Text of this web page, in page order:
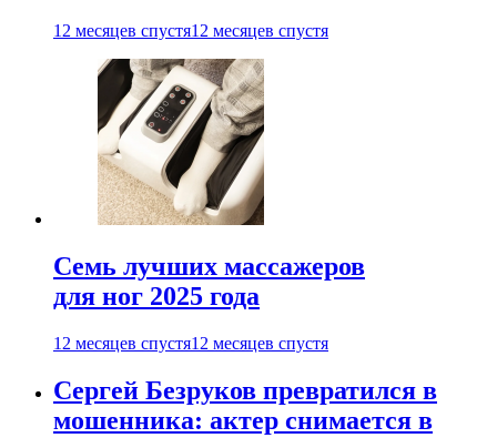
12 месяцев спустя12 месяцев спустя
Семь лучших массажеров
для ног 2025 года
12 месяцев спустя12 месяцев спустя
Сергей Безруков превратился в
мошенника: актер снимается в